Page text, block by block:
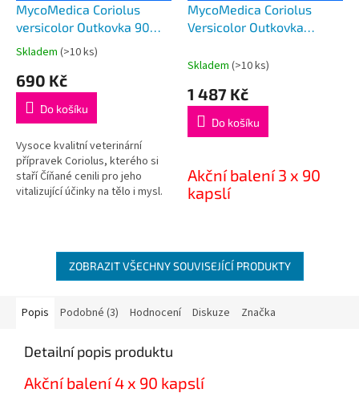
MycoMedica Coriolus
versicolor Outkovka 90
kapslí
Průměrné
produktu
5,0
5
hvězdiček.
Skladem (>10 ks)
690 Kč
Do košíku
Vysoce kvalitní veterinární
přípravek Coriolus, kterého si
staří Číňané cenili pro jeho
vitalizující účinky na tělo i mysl.
onemocnění.Coriolus
nemůžeme nabízet jako
doplněk stravy na základě
MycoMedica Coriolus
Versicolor Outkovka
Skladem (>10 ks)
1 487 Kč
Do košíku
Akční balení 3 x 90
kapslí
staří Číňané cenili pro jeho
vitalizující účinky na tělo i mysl.
Tradiční medicína věří v jeho
nádorových
absurdní vyhlášky EU.
ZOBRAZIT VŠECHNY SOUVISEJÍCÍ PRODUKTY
Popis Podobné (3) Hodnocení Diskuze Značka
Detailní popis produktu
Akční balení 4 x 90 kapslí